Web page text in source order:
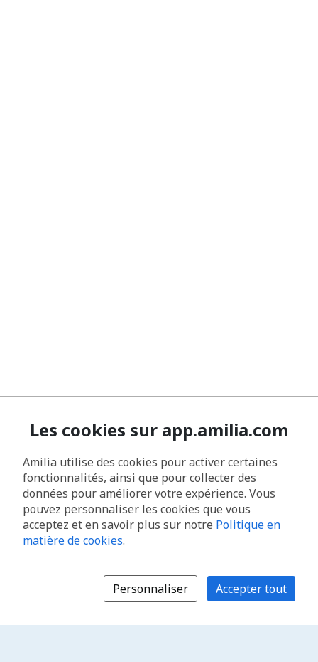
Les cookies sur app.amilia.com
Amilia utilise des cookies pour activer certaines
fonctionnalités, ainsi que pour collecter des
données pour améliorer votre expérience. Vous
pouvez personnaliser les cookies que vous
acceptez et en savoir plus sur notre Politique en
matière de cookies.
Personnaliser Accepter tout